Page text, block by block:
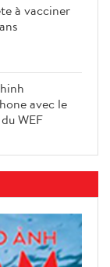
à vacciner
avec le
WEF